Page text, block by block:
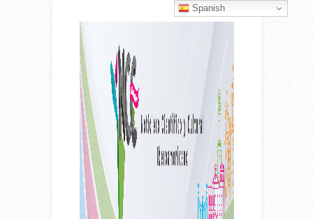
Spanish